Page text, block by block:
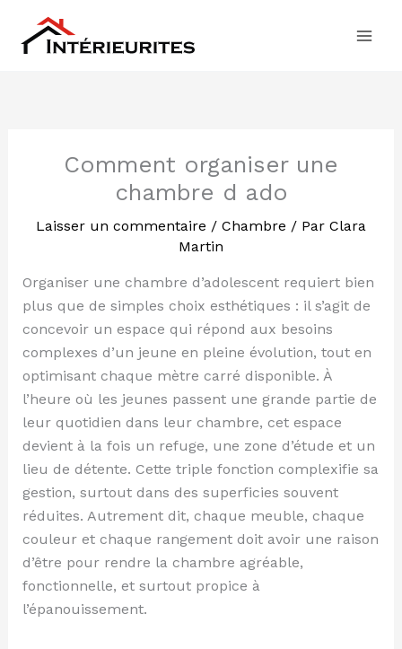
contenu
Comment organiser une
chambre d ado
Laisser un commentaire / Chambre / Par Clara
Martin
Organiser une chambre d’adolescent requiert bien
plus que de simples choix esthétiques : il s’agit de
concevoir un espace qui répond aux besoins
complexes d’un jeune en pleine évolution, tout en
optimisant chaque mètre carré disponible. À
l’heure où les jeunes passent une grande partie de
leur quotidien dans leur chambre, cet espace
devient à la fois un refuge, une zone d’étude et un
lieu de détente. Cette triple fonction complexifie sa
gestion, surtout dans des superficies souvent
réduites. Autrement dit, chaque meuble, chaque
couleur et chaque rangement doit avoir une raison
d’être pour rendre la chambre agréable,
fonctionnelle, et surtout propice à
l’épanouissement.